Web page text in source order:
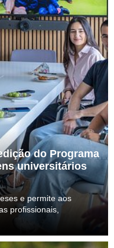
do Programa
universitários
e permite aos
profissionais,